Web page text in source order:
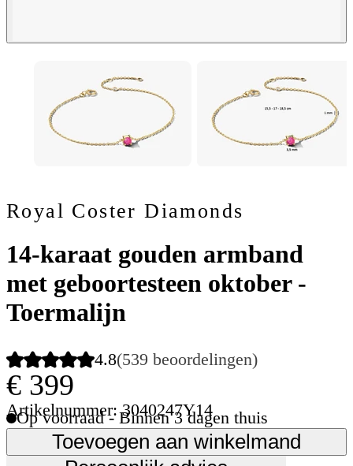
Royal Coster Diamonds
14-karaat gouden armband
met geboortesteen oktober -
Toermalijn
4.8(539 beoordelingen)
€ 399
Artikelnummer: 3040247Y14
Op voorraad - Binnen 3 dagen thuis
Toevoegen aan winkelmand